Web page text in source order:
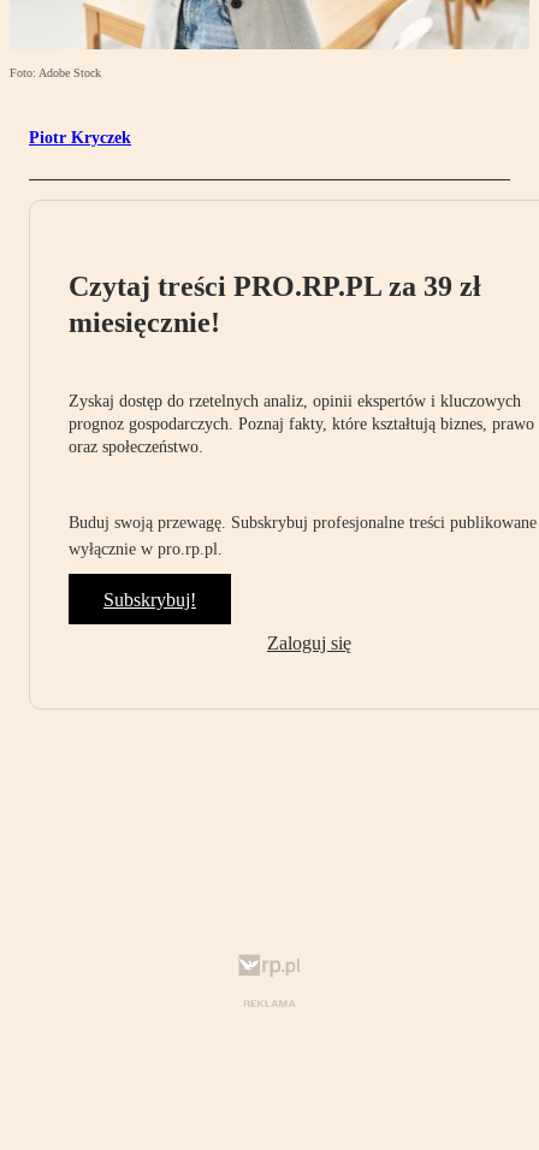
Foto: Adobe Stock
Piotr Kryczek
Czytaj treści PRO.RP.PL za 39 zł
miesięcznie!
Zyskaj dostęp do rzetelnych analiz, opinii ekspertów i kluczowych
prognoz gospodarczych. Poznaj fakty, które kształtują biznes, prawo
oraz społeczeństwo.
Buduj swoją przewagę. Subskrybuj profesjonalne treści publikowane
wyłącznie w pro.rp.pl.
Subskrybuj!
Zaloguj się